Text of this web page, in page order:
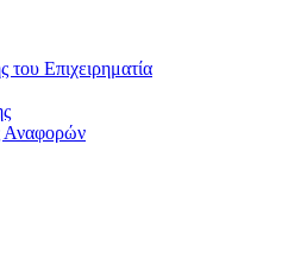
Επιχειρηματία
Αναφορών